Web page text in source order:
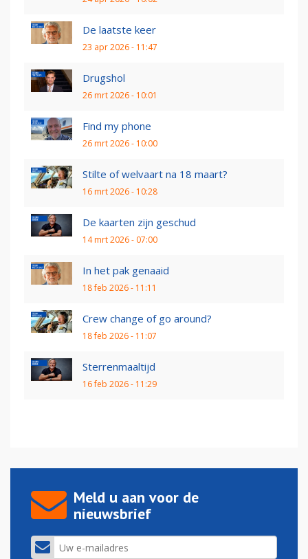
De laatste keer
23 apr 2026 - 11:47
Drugshol
26 mrt 2026 - 10:01
Find my phone
26 mrt 2026 - 10:00
Stilte of welvaart na 18 maart?
16 mrt 2026 - 10:28
De kaarten zijn geschud
14 mrt 2026 - 07:00
In het pak genaaid
18 feb 2026 - 11:11
Crew change of go around?
18 feb 2026 - 11:07
Sterrenmaaltijd
16 feb 2026 - 11:29
Meld u aan voor de
nieuwsbrief